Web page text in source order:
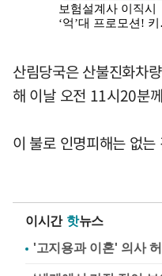
산림당국은 산불진화차
해 이날 오전 11시20분
이 불로 인명피해는 없는
이시간 핫뉴스
'고지용과 이혼' 의사